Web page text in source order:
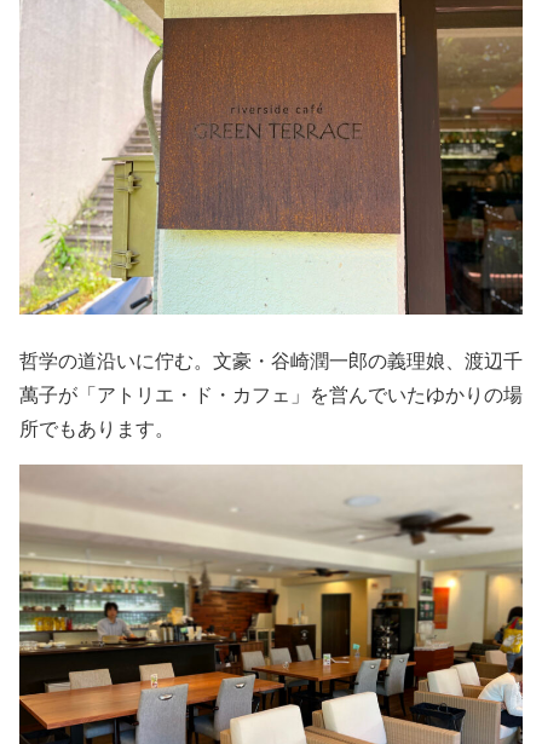
哲学の道沿いに佇む。文豪・谷崎潤一郎の義理娘、渡辺千
萬子が「アトリエ・ド・カフェ」を営んでいたゆかりの場
所でもあります。